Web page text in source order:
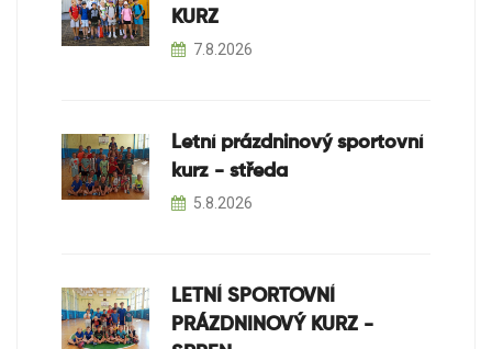
KURZ
7.8.2026
Letní prázdninový sportovní
kurz - středa
5.8.2026
LETNÍ SPORTOVNÍ
PRÁZDNINOVÝ KURZ -